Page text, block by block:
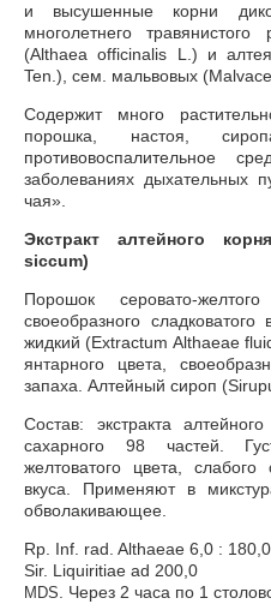
и высушенные корни
многолетнего травянистого
(Althaea officinalis L.) и
Ten.), сем. мальвовых
Содержит много
порошка, настоя,
противовоспалительное
заболеваниях дыхательных
чая».
Экстракт алтейного
siccum)
Порошок серовато-
своеобразного сладковатого
жидкий (Extractum Althaeae
янтарного цвета,
запаха. Алтейный сироп
Состав: экстракта
сахарного 98 частей.
желтоватого цвета, слабого
вкуса. Применяют в
обволакивающее.
Rp. Inf. rad. Althaeae 6,0 : 180,0
Sir. Liquiritiae ad 200,0
MDS . Через 2 часа по 1